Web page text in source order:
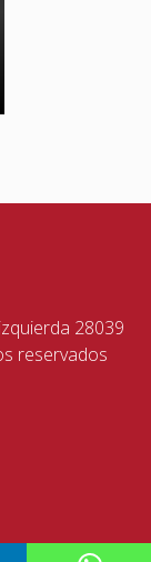
28039
reservados